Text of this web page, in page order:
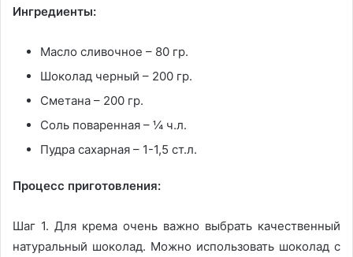
Ингредиенты:
Масло сливочное – 80 гр.
Шоколад черный – 200 гр.
Сметана – 200 гр.
Соль поваренная – ¼ ч.л.
Пудра сахарная – 1-1,5 ст.л.
Процесс приготовления:
Шаг 1. Для крема очень важно выбрать качественный
натуральный шоколад. Можно использовать шоколад с